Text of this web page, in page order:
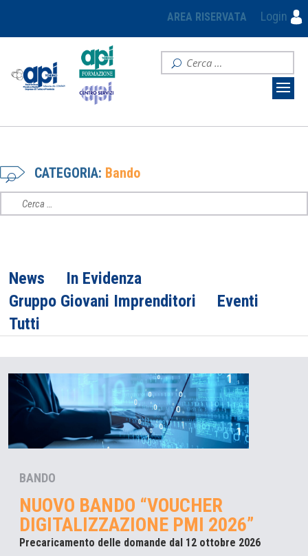
AREA RISERVATA Login
CATEGORIA: Bando
News
In Evidenza
Gruppo Giovani Imprenditori
Eventi
Tutti
BANDO
NUOVO BANDO “VOUCHER
DIGITALIZZAZIONE PMI 2026”
Precaricamento delle domande dal 12 ottobre 2026